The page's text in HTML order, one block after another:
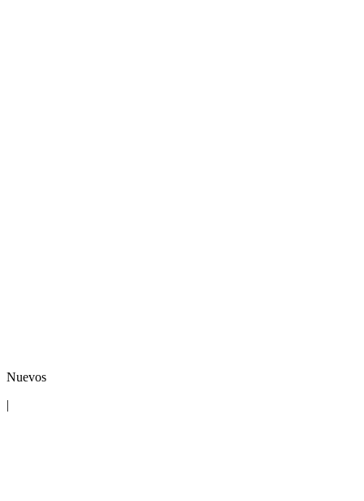
Nuevos
|